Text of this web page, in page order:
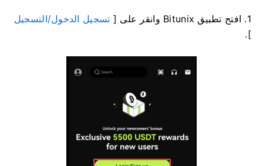
1. افتح تطبيق Bitunix وانقر على [
تسجيل الدخول/التسجيل
].